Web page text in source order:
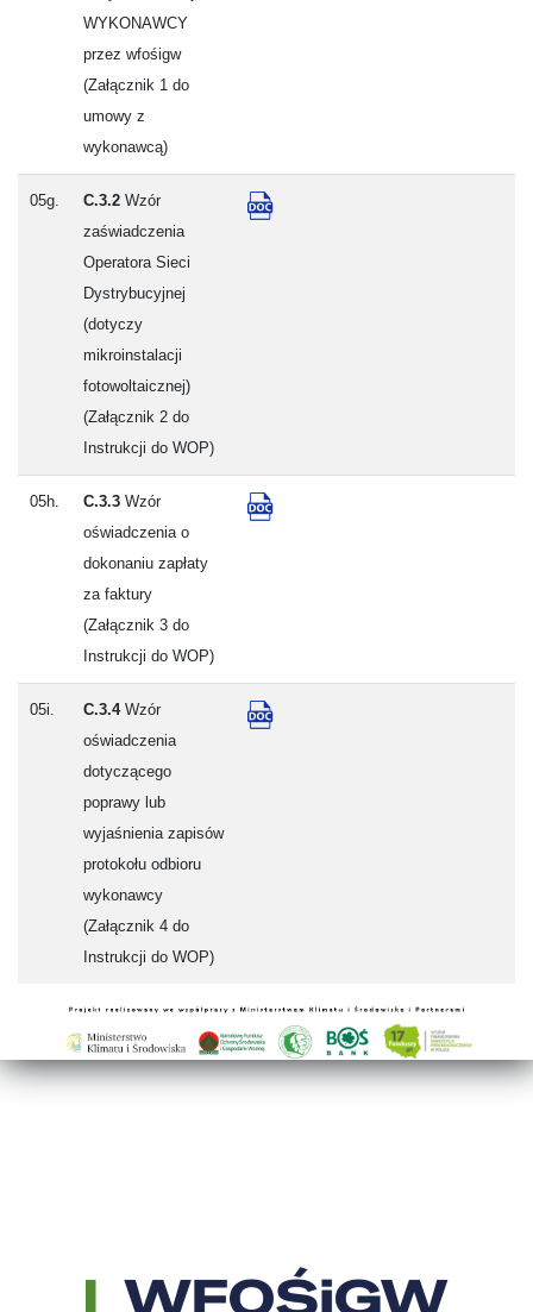
WYKONAWCY
przez wfośigw
(Załącznik 1 do
umowy z
wykonawcą)
05g. C.3.2Wzór
zaświadczenia
Operatora Sieci
Dystrybucyjnej
(dotyczy
mikroinstalacji
fotowoltaicznej)
(Załącznik 2 do
Instrukcji do WOP)
05h. C.3.3Wzór
oświadczenia o
dokonaniu zapłaty
za faktury
(Załącznik 3 do
Instrukcji do WOP)
05i. C.3.4Wzór
oświadczenia
dotyczącego
poprawy lub
wyjaśnienia zapisów
protokołu odbioru
wykonawcy
(Załącznik 4 do
Instrukcji do WOP)